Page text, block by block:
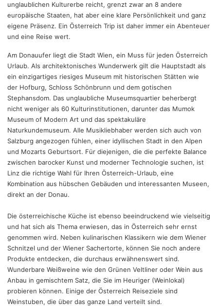
unglaublichen Kulturerbe reicht, grenzt zwar an 8 andere
europäische Staaten, hat aber eine klare Persönlichkeit und ganz
eigene Präsenz. Ein Österreich Trip ist daher immer ein Abenteuer
und eine Reise wert.
Am Donauufer liegt die Stadt Wien, ein Muss für jeden Österreich
Urlaub. Als architektonisches Wunderwerk gilt die Hauptstadt als
ein einzigartiges riesiges Museum mit historischen Stätten wie
der Hofburg, Schloss Schönbrunn und dem gotischen
Stephansdom. Das unglaubliche Museumsquartier beherbergt
nicht weniger als 60 Kulturinstitutionen, darunter das Mumok
Museum of Modern Art und das spektakuläre
Naturkundemuseum. Alle Musikliebhaber werden sich auch von
Salzburg angezogen fühlen, einer idyllischen Stadt in den Alpen
und Mozarts Geburtsort. Für diejenigen, die die perfekte Balance
zwischen barocker Kunst und moderner Technologie suchen, ist
Linz die richtige Wahl für Ihren Österreich-Urlaub, eine
Kombination aus hübschen Gebäuden und interessanten Museen,
direkt an der Donau.
Die österreichische Küche ist ebenso beeindruckend wie vielseitig
und hat sich als Thema erwiesen, das in Österreich sehr ernst
genommen wird. Neben kulinarischen Klassikern wie dem Wiener
Schnitzel und der Wiener Sachertorte, können Sie noch andere
Produkte entdecken, die durchaus erwähnenswert sind.
Wunderbare Weißweine wie den Grünen Veltliner oder Wein aus
Anbau in gemischtem Satz, die Sie im Heuriger (Weinlokal)
probieren können. Einige der Österreich Reiseziele sind
Weinstuben, die über das ganze Land verteilt sind.